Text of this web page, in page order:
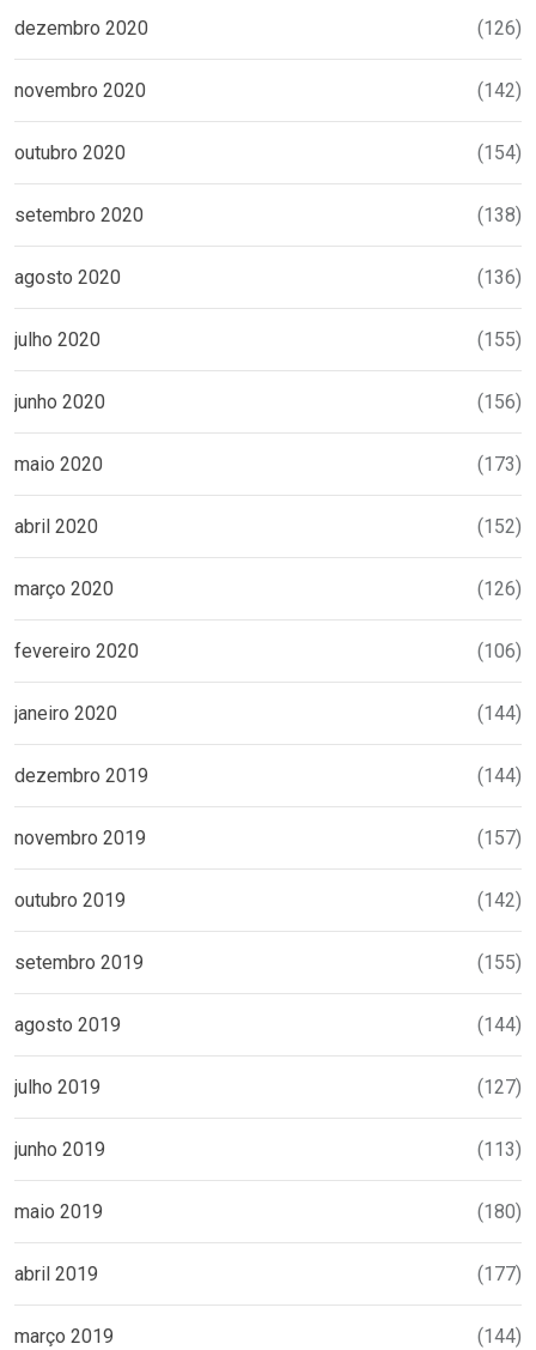
dezembro 2020 (126)
novembro 2020 (142)
outubro 2020 (154)
setembro 2020 (138)
agosto 2020 (136)
julho 2020 (155)
junho 2020 (156)
maio 2020 (173)
abril 2020 (152)
março 2020 (126)
fevereiro 2020 (106)
janeiro 2020 (144)
dezembro 2019 (144)
novembro 2019 (157)
outubro 2019 (142)
setembro 2019 (155)
agosto 2019 (144)
julho 2019 (127)
junho 2019 (113)
maio 2019 (180)
abril 2019 (177)
março 2019 (144)